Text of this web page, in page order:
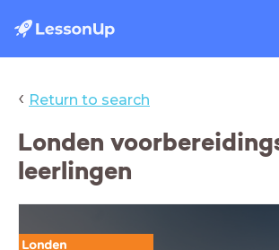
‹ Return to search
Londen
leerlingen
Londen